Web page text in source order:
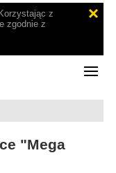
z
zgodnie z
"Mega